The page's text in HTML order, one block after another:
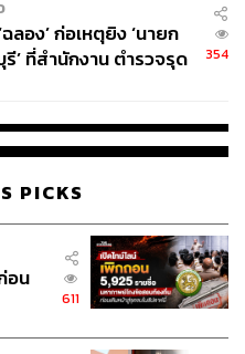
ลอง’ ก่อเหตุยิง ‘นายก
’ ที่สำนักงาน ตำรวจรุด
354
PICKS
อน
611